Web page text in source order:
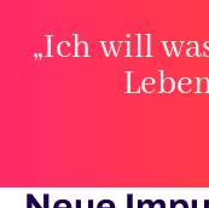
„Ich will